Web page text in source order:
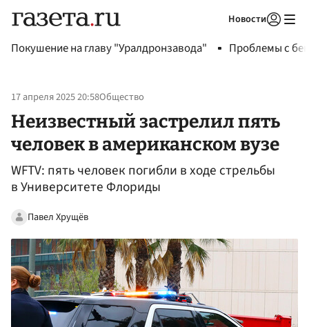
Новости
Покушение на главу "Уралдронзавода" Проблемы с
17 апреля 2025 20:58Общество
Неизвестный застрелил пять
человек в американском вузе
WFTV: пять человек погибли в ходе стрельбы
в Университете Флориды
Павел Хрущёв